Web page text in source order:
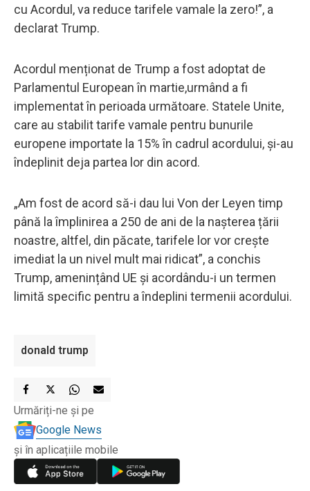
cu Acordul, va reduce tarifele vamale la zero!”, a
declarat Trump.
Acordul menționat de Trump a fost adoptat de
Parlamentul European în martie,urmând a fi
implementat în perioada următoare. Statele Unite,
care au stabilit tarife vamale pentru bunurile
europene importate la 15% în cadrul acordului, și-au
îndeplinit deja partea lor din acord.
„Am fost de acord să-i dau lui Von der Leyen timp
până la împlinirea a 250 de ani de la nașterea țării
noastre, altfel, din păcate, tarifele lor vor crește
imediat la un nivel mult mai ridicat”, a conchis
Trump, amenințând UE și acordându-i un termen
limită specific pentru a îndeplini termenii acordului.
donald trump
Urmăriți-ne și pe
Google News
și în aplicațiile mobile